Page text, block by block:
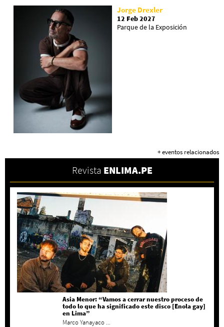
Jorge Drexler
12 Feb 2027
Parque de la Exposición
+ eventos relacionados
Revista ENLIMA.PE
Asia Menor: “Vamos a cerrar nuestro proceso de
todo lo que ha significado este disco [Enola gay]
en Lima”
Marco Yanayaco ...